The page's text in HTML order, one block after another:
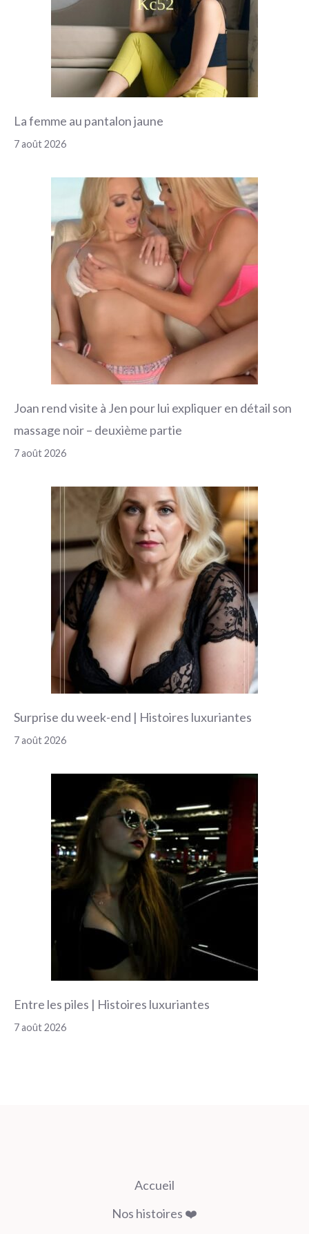
La femme au pantalon jaune
7 août 2026
Joan rend visite à Jen pour lui expliquer en détail son
massage noir – deuxième partie
7 août 2026
Surprise du week-end | Histoires luxuriantes
7 août 2026
Entre les piles | Histoires luxuriantes
7 août 2026
Accueil
Nos histoires ❤️